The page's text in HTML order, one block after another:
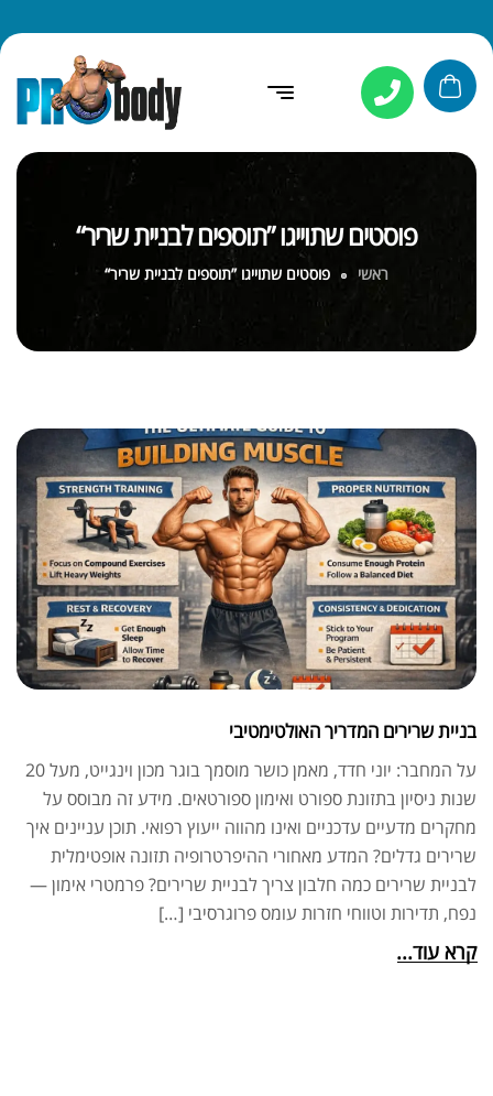
פוסטים שתוייגו ”תוספים לבניית שריר“
ראשי פוסטים שתוייגו ”תוספים לבניית שריר“
בניית שרירים המדריך האולטימטיבי
על המחבר: יוני חדד, מאמן כושר מוסמך בוגר מכון וינגייט, מעל 20
שנות ניסיון בתזונת ספורט ואימון ספורטאים. מידע זה מבוסס על
מחקרים מדעיים עדכניים ואינו מהווה ייעוץ רפואי. תוכן עניינים איך
שרירים גדלים? המדע מאחורי ההיפרטרופיה תזונה אופטימלית
לבניית שרירים כמה חלבון צריך לבניית שרירים? פרמטרי אימון —
נפח, תדירות וטווחי חזרות עומס פרוגרסיבי […]
קרא עוד...